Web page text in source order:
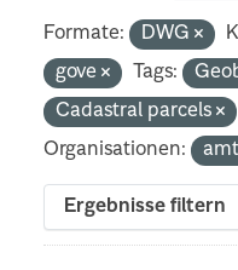
Formate: DWG
gove
Tags:
Cadastral parcels
Organisationen:
Ergebnisse filtern